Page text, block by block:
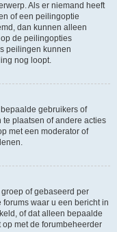
Als er niemand heeft
of een peilingoptie
dan kunnen alleen
de peilingopties
peilingen kunnen
nog loopt.
gebruikers of
plaatsen of andere acties
met een moderator of
of gebaseerd per
waar u een bericht in
of dat alleen bepaalde
met de forumbeheerder